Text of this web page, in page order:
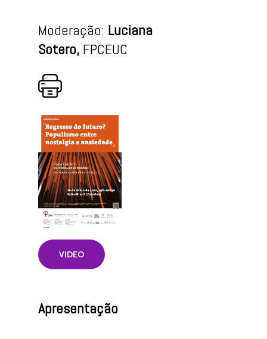
Moderação: Luciana
Sotero, FPCEUC
VIDEO
Apresentação